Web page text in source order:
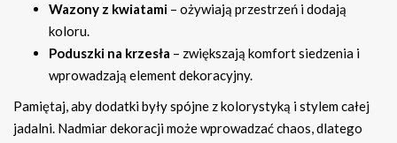
Wazony z kwiatami – ożywiają przestrzeń i dodają
koloru.
Poduszki na krzesła – zwiększają komfort siedzenia i
wprowadzają element dekoracyjny.
Pamiętaj, aby dodatki były spójne z kolorystyką i stylem całej
jadalni. Nadmiar dekoracji może wprowadzać chaos, dlatego